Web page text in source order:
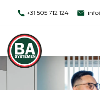
+31 505 712 124